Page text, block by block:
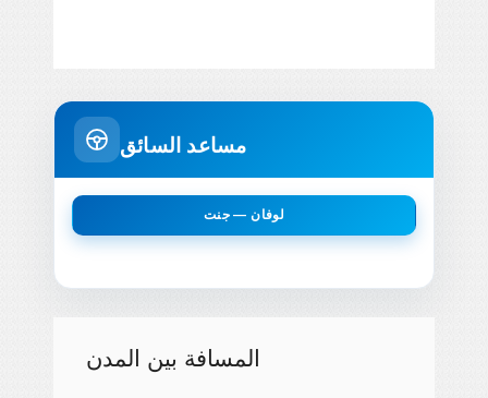
مساعد السائق
لوفان — جنت
المسافة بين المدن